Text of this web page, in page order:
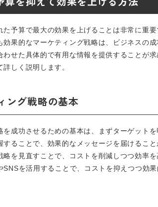
た予算で最大の効果を上げることは非常に重
果的なマーケティング戦略は、ビジネスの
せた具体的で有用な情報を提供することが
しく説明します。
ング戦略の基本
成功させるための基本は、まずターゲット
ることで、効果的なメッセージを届けるこ
略を見直すことで、コストを削減しつつ効率
を活用することで、コストを抑えつつ効